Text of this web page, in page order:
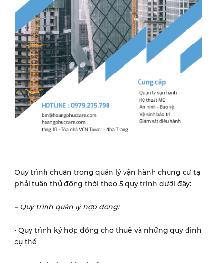
Quy trình chuẩn trong quản lý vận hành chung cư tại
phải tuân thủ đồng thời theo 5 quy trình dưới đây:
– Quy trình quản lý hợp đồng:
• Quy trình ký hợp đồng cho thuê và những quy định
cụ thể